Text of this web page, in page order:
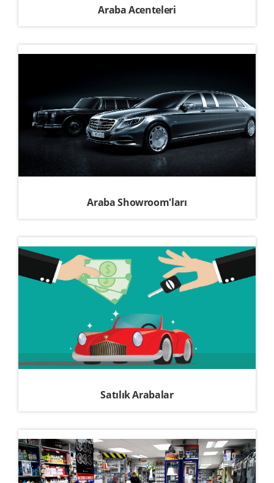
Araba Acenteleri
Araba Showroom'ları
Satılık Arabalar